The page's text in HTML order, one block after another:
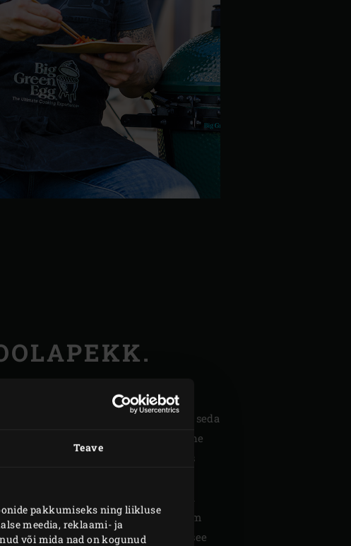
Teave
pakkumiseks ning liikluse
meedia, reklaami- ja
või mida nad on kogunud
lihtsa tooraine väärindamine. Ja seda
EGG suudab nii lihtsa tooraine
muutub seal nii heaks, lausa suus
kolme kuu tagant nihelema
viisin kuus tükki ja kõik söödi ära
lõikan tükkideks. Siis on pekk külm
tooraine ja nii hea tulemus, vot see